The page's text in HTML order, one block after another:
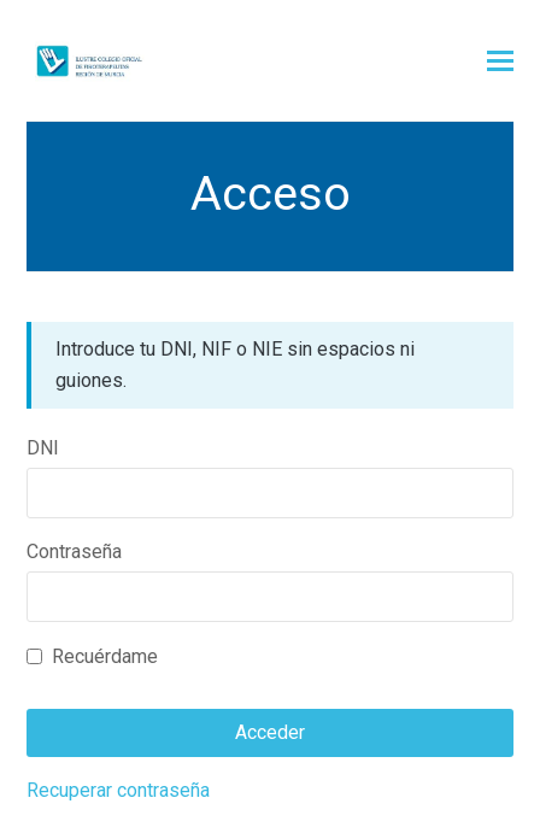
Acceso
Introduce tu DNI, NIF o NIE sin espacios ni
guiones.
DNI
Contraseña
Recuérdame
Acceder
This
Recuperar contraseña